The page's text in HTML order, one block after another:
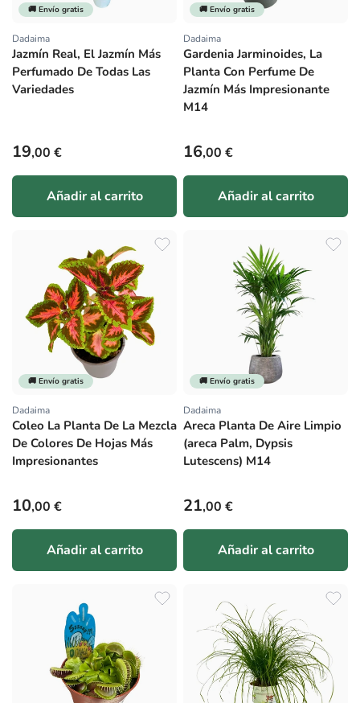
🚚 Envío gratis
Proveedor:
Dadaima
Jazmín Real, El Jazmín Más
Perfumado De Todas Las
Variedades
Precio habitual
19,00 €
Añadir al carrito
🚚 Envío gratis
Proveedor:
Dadaima
Gardenia Jarminoides, La
Planta Con Perfume De
Jazmín Más Impresionante
M14
Precio habitual
16,00 €
Añadir al carrito
🚚 Envío gratis
Proveedor:
Dadaima
Coleo La Planta De La Mezcla
De Colores De Hojas Más
Impresionantes
Precio habitual
10,00 €
Añadir al carrito
🚚 Envío gratis
Proveedor:
Dadaima
Areca Planta De Aire Limpio
(areca Palm, Dypsis
Lutescens) M14
Precio habitual
21,00 €
Añadir al carrito